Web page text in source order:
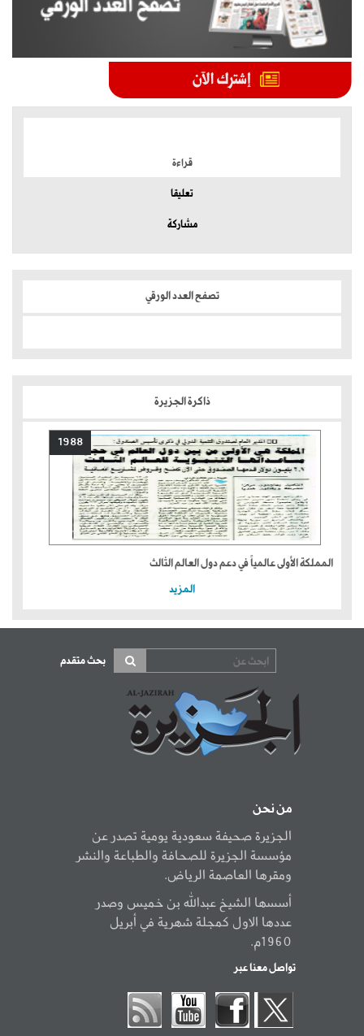
قراءة
تعليقا
مشاركة
تصفح العدد الورقي
ذاكرة الجزيرة
1988
المملكة الأولى عالمياً في دعم دول العالم الثالث
المزيد
بحث متقدم
من نحن
الجزيرة صحيفة سعودية يومية تصدر عن
مؤسسة الجزيرة للصحافة والطباعة والنشر
ومقرها العاصمة الرياض.
أسسها الشيخ عبدالله بن خميس وصدر
عددها الاول كمجلة شهرية في أبريل
1960م.
تواصل معنا عبر